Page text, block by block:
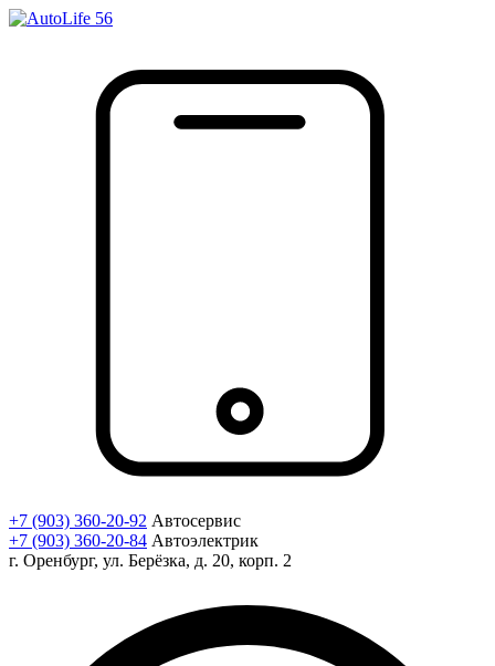
+7 (903) 360-20-92 Автосервис
+7 (903) 360-20-84 Автоэлектрик
г. Оренбург, ул. Берёзка, д. 20, корп. 2